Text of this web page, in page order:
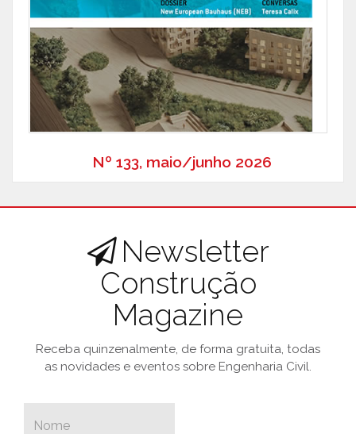
Nº 133, maio/junho 2026
Newsletter
Construção
Magazine
Receba quinzenalmente, de forma gratuita, todas
as novidades e eventos sobre Engenharia Civil.